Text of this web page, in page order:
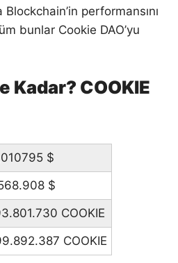
performansını
bunlar Cookie DAO’yu
Kadar? COOKIE
$
$
COOKIE
COOKIE